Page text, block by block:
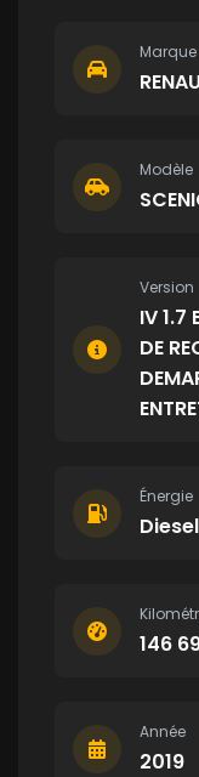
Marque
Modèle
Version
IV 1.7
DE
Énergie
Diesel
146
Année
2019